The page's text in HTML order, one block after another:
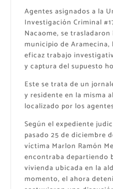
Agentes asignados a la
Investigación Criminal
Nacaome, se trasladaron
municipio de
eficaz trabajo
y captura del supuesto
Este se trata de un
y residente en la misma
localizado por los
Según el expediente
pasado 25 de diciembre
víctima Marlon Ramón
encontraba departiendo
vivienda ubicada en la
momento, el ahora